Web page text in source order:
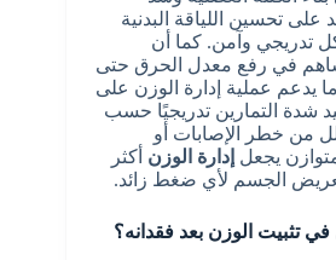
تحسين اللياقة البدنية
تدريجي وآمن. كما أن
يساهم في رفع معدل الحرق حتى
يدعم عملية إدارة الوزن على
شدة التمارين تدريجيًا حسب
من خطر الإصابات أو
يجعل إدارة الوزن أكثر
الجسم لأي ضغط زائد.
تثبيت الوزن بعد فقدانه؟